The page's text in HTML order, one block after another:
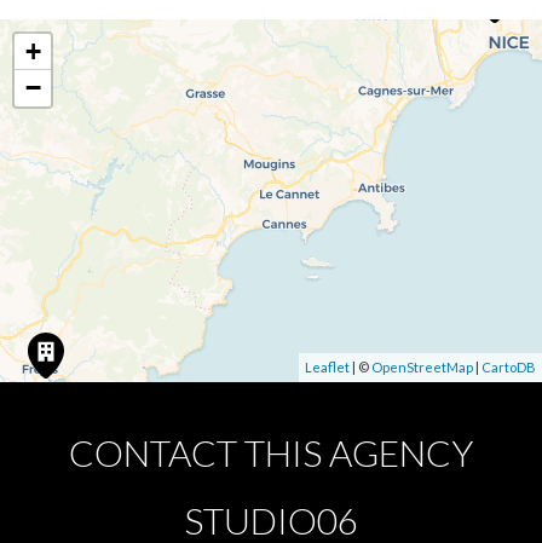
+
−
Leaflet | © OpenStreetMap | CartoDB
CONTACT THIS AGENCY
STUDIO06